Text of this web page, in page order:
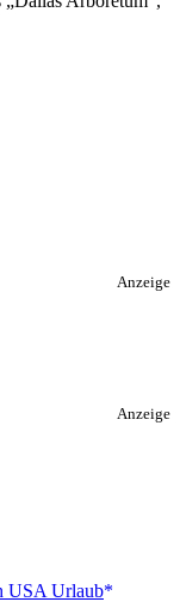
Anzeige
Anzeige